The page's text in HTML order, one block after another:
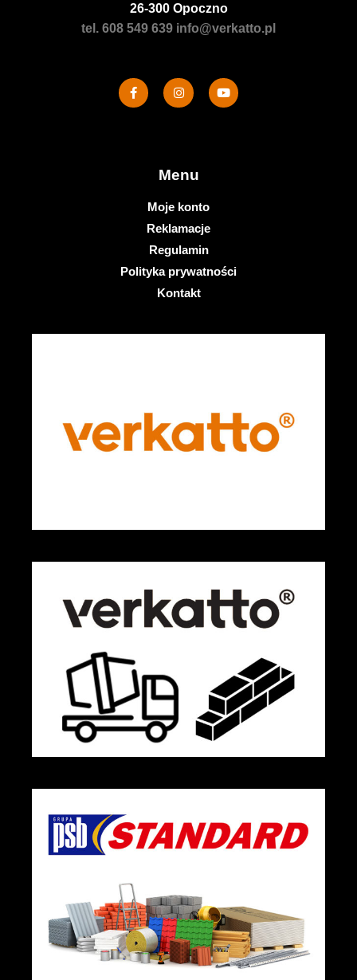
26-300 Opoczno
tel. 608 549 639 info@verkatto.pl
Menu
Moje konto
Reklamacje
Regulamin
Polityka prywatności
Kontakt